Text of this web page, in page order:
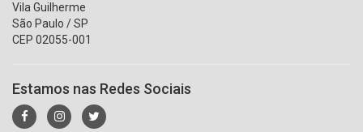
Vila Guilherme
São Paulo / SP
CEP 02055-001
Estamos nas Redes Sociais